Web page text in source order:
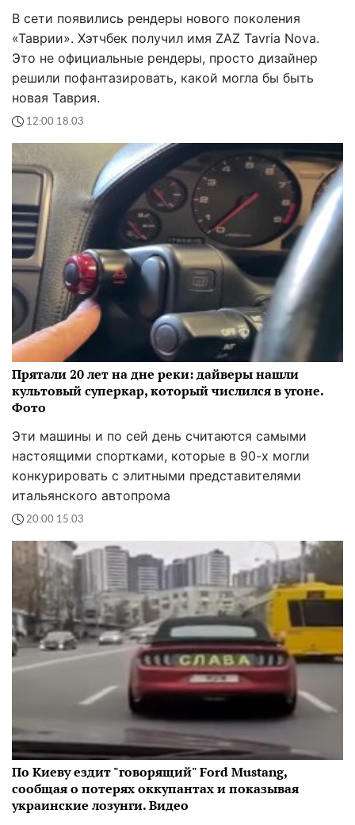
В сети появились рендеры нового поколения
«Таврии». Хэтчбек получил имя ZAZ Tavria Nova.
Это не официальные рендеры, просто дизайнер
решили пофантазировать, какой могла бы быть
новая Таврия.
12:00 18.03
Прятали 20 лет на дне реки: дайверы нашли
культовый суперкар, который числился в угоне.
Фото
Эти машины и по сей день считаются самыми
настоящими спортками, которые в 90-х могли
конкурировать с элитными представителями
итальянского автопрома
20:00 15.03
По Киеву ездит "говорящий" Ford Mustang,
сообщая о потерях оккупантах и показывая
украинские лозунги. Видео